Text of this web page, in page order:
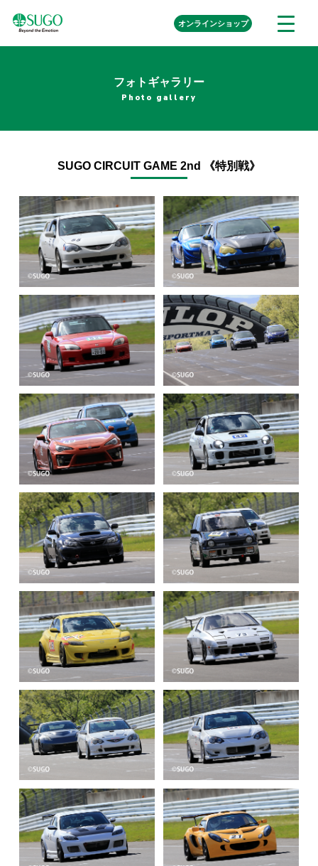
メ
オンラインショップ外
部
フォトギャラリー
Photo gallery
SUGO CIRCUIT GAME 2nd 《特別戦》